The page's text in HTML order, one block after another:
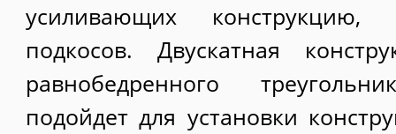
усиливающих конструкцию,
подкосов. Двускатная
равнобедренного
подойдет для установки